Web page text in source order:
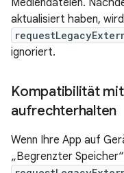
Mediendateien.
aktualisiert haben,
ignoriert.
Kompatibilität
aufrechterhalten
Wenn Ihre App auf
„Begrenzter